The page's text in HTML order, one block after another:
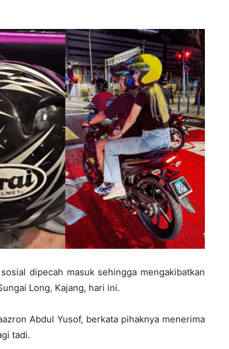
dipecah masuk sehingga mengakibatkan
Long, Kajang, hari ini.
Abdul Yusof, berkata pihaknya menerima
tadi.